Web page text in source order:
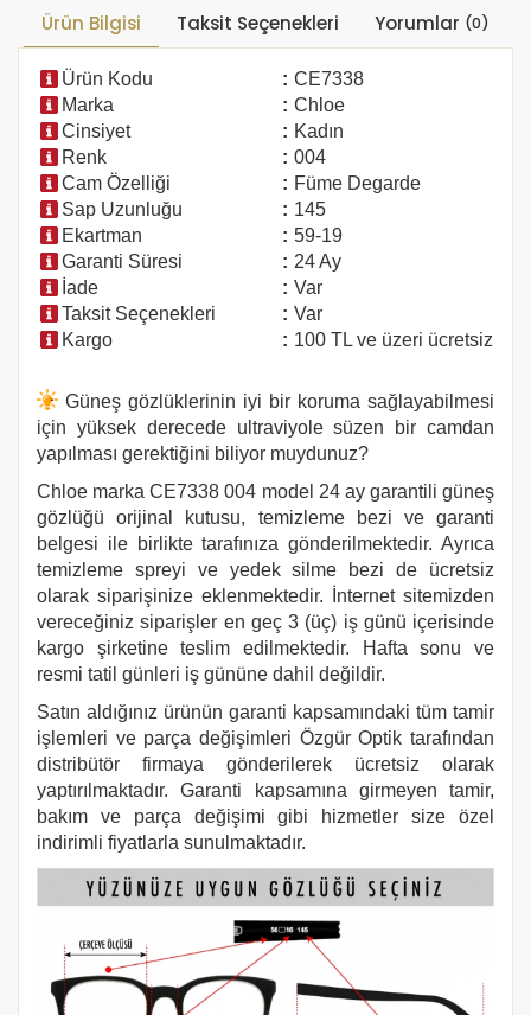
Ürün Bilgisi Taksit Seçenekleri Yorumlar (0)
Ürün Kodu : CE7338
Marka
: Chloe
Cinsiyet
: Kadın
Renk
: 004
Cam Özelliği
: Füme Degarde
Sap Uzunluğu
: 145
Ekartman
: 59-19
Garanti Süresi
: 24 Ay
İade
: Var
Taksit Seçenekleri
: Var
Kargo
: 100 TL ve üzeri ücretsiz
Güneş gözlüklerinin iyi bir koruma sağlayabilmesi
için yüksek derecede ultraviyole süzen bir camdan
yapılması gerektiğini biliyor muydunuz?
Chloe marka CE7338 004 model 24 ay garantili güneş
gözlüğü orijinal kutusu, temizleme bezi ve garanti
belgesi ile birlikte tarafınıza gönderilmektedir. Ayrıca
temizleme spreyi ve yedek silme bezi de ücretsiz
olarak siparişinize eklenmektedir. İnternet sitemizden
vereceğiniz siparişler en geç 3 (üç) iş günü içerisinde
kargo şirketine teslim edilmektedir. Hafta sonu ve
resmi tatil günleri iş gününe dahil değildir.
Satın aldığınız ürünün garanti kapsamındaki tüm tamir
işlemleri ve parça değişimleri Özgür Optik tarafından
distribütör firmaya gönderilerek ücretsiz olarak
yaptırılmaktadır. Garanti kapsamına girmeyen tamir,
bakım ve parça değişimi gibi hizmetler size özel
indirimli fiyatlarla sunulmaktadır.